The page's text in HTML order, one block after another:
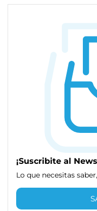
¡Suscribite al
Lo que necesitas